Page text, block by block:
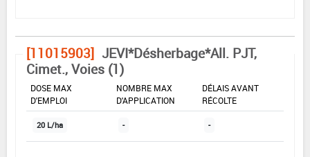
[11015903] JEVI*Désherbage*All. PJT,
Cimet., Voies (1)
DOSE MAX
D'EMPLOI
NOMBRE MAX
D'APPLICATION
DÉLAIS AVANT
RÉCOLTE
20 L/ha - -